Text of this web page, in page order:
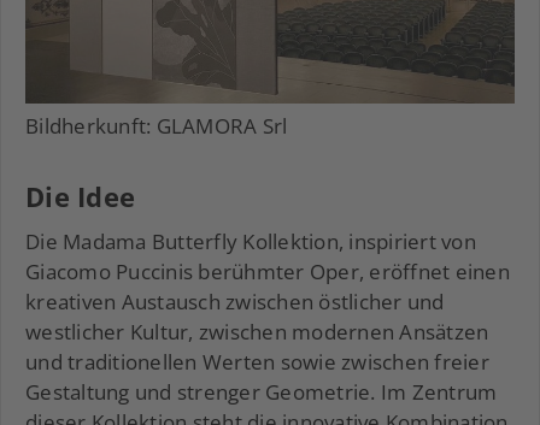
Bildherkunft: GLAMORA Srl
Die Idee
Die Madama Butterfly Kollektion, inspiriert von
Giacomo Puccinis berühmter Oper, eröffnet einen
kreativen Austausch zwischen östlicher und
westlicher Kultur, zwischen modernen Ansätzen
und traditionellen Werten sowie zwischen freier
Gestaltung und strenger Geometrie. Im Zentrum